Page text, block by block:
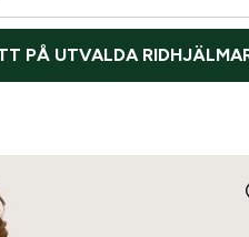
PÅ UTVALDA